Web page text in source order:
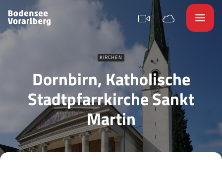
KIRCHEN
Dornbirn, Katholische
Stadtpfarrkirche Sankt
Martin